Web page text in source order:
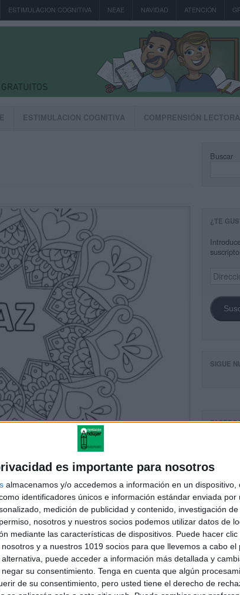
es importante para nosotros
almacenamos y/o accedemos a información en un dispositivo,
identificadores únicos e información estándar enviada por
medición de publicidad y contenido, investigación
nosotros y nuestros socios podemos utilizar datos de
mediante las características de dispositivos. Puede hacer clic
y a nuestros 1019 socios para que llevemos a cabo el
puede acceder a información más detallada y
su consentimiento. Tenga en cuenta que algún
de su consentimiento, pero usted tiene el derecho de
ESTIMULACION COGNITIVA NEAE NAVIDAD ATENCIÓN
ESTIMULACION COGNITIVA COMPRENSIÓN LECTORA
Buscar
¿TE
Dirección
de
SIGUE